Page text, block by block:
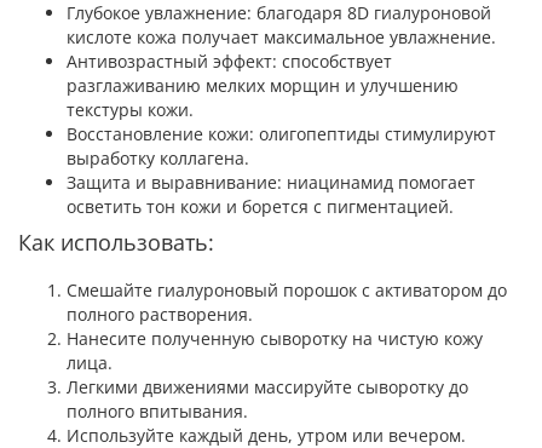
Глубокое увлажнение: благодаря 8D гиалуроновой
кислоте кожа получает максимальное увлажнение.
Антивозрастный эффект: способствует
разглаживанию мелких морщин и улучшению
текстуры кожи.
Восстановление кожи: олигопептиды стимулируют
выработку коллагена.
Защита и выравнивание: ниацинамид помогает
осветить тон кожи и борется с пигментацией.
Как использовать:
Смешайте гиалуроновый порошок с активатором до
полного растворения.
Нанесите полученную сыворотку на чистую кожу
лица.
Легкими движениями массируйте сыворотку до
полного впитывания.
Используйте каждый день, утром или вечером.